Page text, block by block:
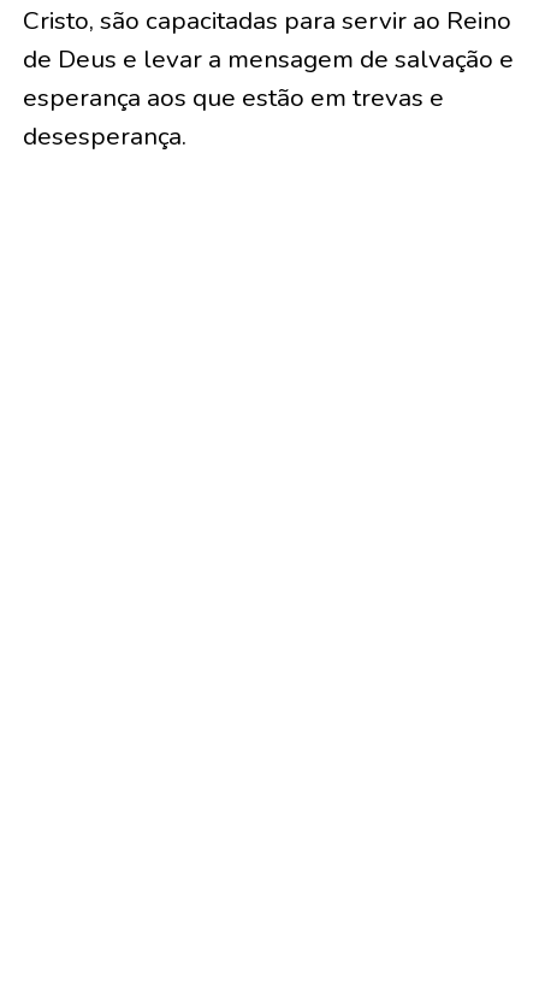
Cristo, são capacitadas para servir ao Reino
de Deus e levar a mensagem de salvação e
esperança aos que estão em trevas e
desesperança.